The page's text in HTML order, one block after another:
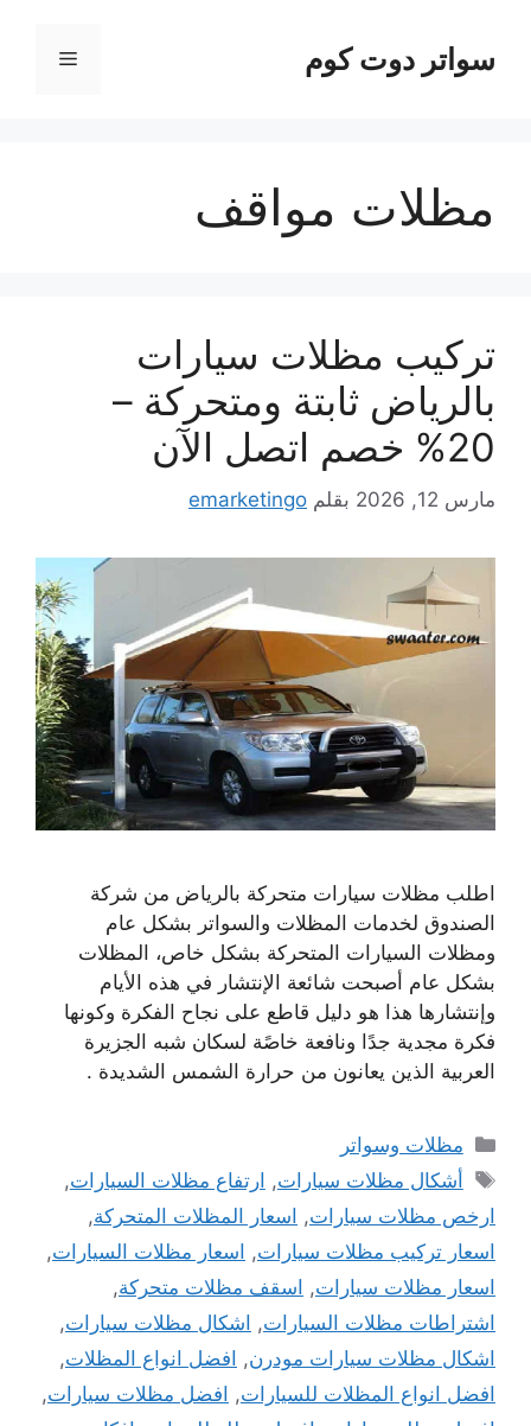
المحتوىسواتر دوت كوم القائمة
مظلات مواقف
تركيب مظلات سيارات
بالرياض ثابتة ومتحركة –
20% خصم اتصل الآن
مارس 12, 2026 بقلم emarketingo
اطلب مظلات سيارات متحركة بالرياض من شركة
الصندوق لخدمات المظلات والسواتر بشكل عام
ومظلات السيارات المتحركة بشكل خاص، المظلات
بشكل عام أصبحت شائعة الإنتشار في هذه الأيام
وإنتشارها هذا هو دليل قاطع على نجاح الفكرة وكونها
فكرة مجدية جدًا ونافعة خاصًة لسكان شبه الجزيرة
العربية الذين يعانون من حرارة الشمس الشديدة .
التصنيفات
مظلات وسواتر
الوسوم
أشكال مظلات سيارات, ارتفاع مظلات السيارات,
ارخص مظلات سيارات, اسعار المظلات المتحركة,
اسعار تركيب مظلات سيارات, اسعار مظلات السيارات,
اسعار مظلات سيارات, اسقف مظلات متحركة,
اشتراطات مظلات السيارات, اشكال مظلات سيارات,
اشكال مظلات سيارات مودرن, افضل انواع المظلات,
افضل انواع المظلات للسيارات, افضل مظلات سيارات,